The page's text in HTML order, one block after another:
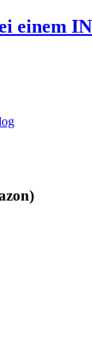
einem